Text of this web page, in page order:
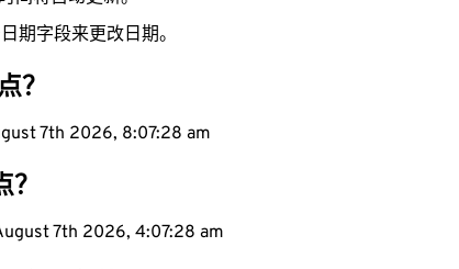
期字段来更改日期。
？
7th 2026, 8:07:29 am
7th 2026, 4:07:29 am